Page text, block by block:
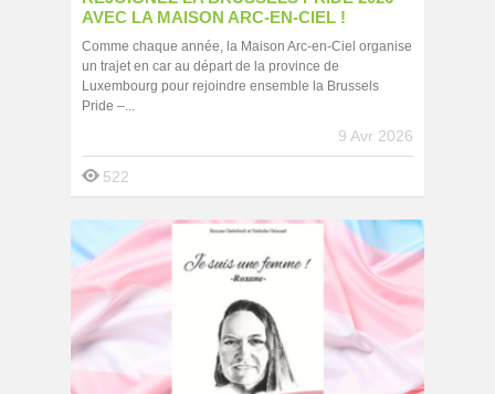
AVEC LA MAISON ARC-EN-CIEL !
Comme chaque année, la Maison Arc-en-Ciel organise
un trajet en car au départ de la province de
Luxembourg pour rejoindre ensemble la Brussels
Pride –...
9 Avr 2026
522